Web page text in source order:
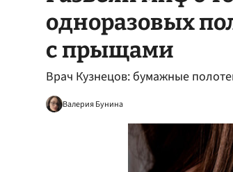
одноразовых
с прыщами
Врач Кузнецов: бумажные
Валерия Бунина